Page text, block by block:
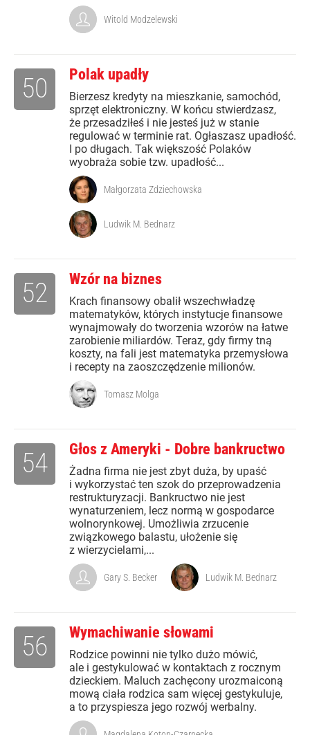
Witold Modzelewski
Polak upadły
Bierzesz kredyty na mieszkanie, samochód,
sprzęt elektroniczny. W końcu stwierdzasz,
że przesadziłeś i nie jesteś już w stanie
regulować w terminie rat. Ogłaszasz upadłość.
I po długach. Tak większość Polaków
wyobraża sobie tzw. upadłość...
50
Małgorzata Zdziechowska
Ludwik M. Bednarz
Wzór na biznes
Krach finansowy obalił wszechwładzę
matematyków, których instytucje finansowe
wynajmowały do tworzenia wzorów na łatwe
zarobienie miliardów. Teraz, gdy firmy tną
koszty, na fali jest matematyka przemysłowa
i recepty na zaoszczędzenie milionów.
52
Tomasz Molga
Głos z Ameryki - Dobre bankructwo
Żadna firma nie jest zbyt duża, by upaść
i wykorzystać ten szok do przeprowadzenia
restrukturyzacji. Bankructwo nie jest
wynaturzeniem, lecz normą w gospodarce
wolnorynkowej. Umożliwia zrzucenie
związkowego balastu, ułożenie się
z wierzycielami,...
54
Gary S. Becker Ludwik M. Bednarz
Wymachiwanie słowami
Rodzice powinni nie tylko dużo mówić,
ale i gestykulować w kontaktach z rocznym
dzieckiem. Maluch zachęcony urozmaiconą
mową ciała rodzica sam więcej gestykuluje,
a to przyspiesza jego rozwój werbalny.
56